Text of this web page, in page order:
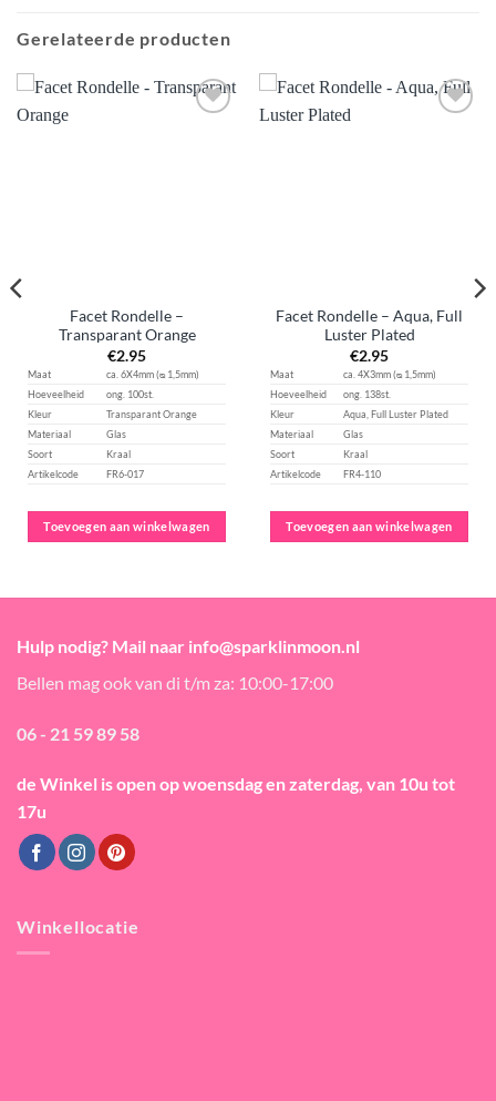
Gerelateerde producten
Facet Rondelle –
Transparant Orange
€2.95
Maat
ca. 6X4mm (ᴓ 1,5mm)
Hoeveelheid
ong. 100st.
Kleur
Transparant Orange
Materiaal
Glas
Soort
Kraal
Artikelcode
FR6-017
Toevoegen aan winkelwagen
Facet Rondelle – Aqua, Full
Luster Plated
€2.95
Maat
ca. 4X3mm (ᴓ 1,5mm)
Hoeveelheid
ong. 138st.
Kleur
Aqua, Full Luster Plated
Materiaal
Glas
Soort
Kraal
Artikelcode
FR4-110
Toevoegen aan winkelwagen
Hulp nodig? Mail naar info@sparklinmoon.nl
Bellen mag ook van di t/m za: 10:00-17:00
06 - 21 59 89 58
de Winkel is openop woensdag en zaterdag, van 10u tot
17u
Winkellocatie